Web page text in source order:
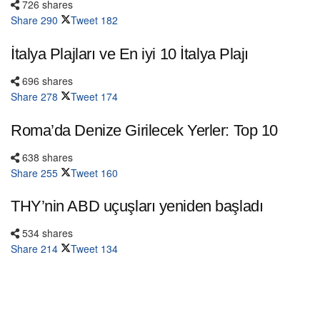
726 shares
Share 290 Tweet 182
İtalya Plajları ve En iyi 10 İtalya Plajı
696 shares
Share 278 Tweet 174
Roma’da Denize Girilecek Yerler: Top 10
638 shares
Share 255 Tweet 160
THY’nin ABD uçuşları yeniden başladı
534 shares
Share 214 Tweet 134